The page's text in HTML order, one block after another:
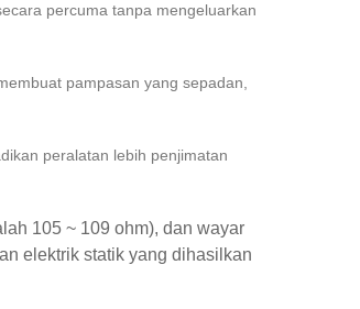
percuma tanpa mengeluarkan
pampasan yang sepadan,
peralatan lebih penjimatan
105 ~ 109 ohm), dan wayar
elektrik statik yang dihasilkan